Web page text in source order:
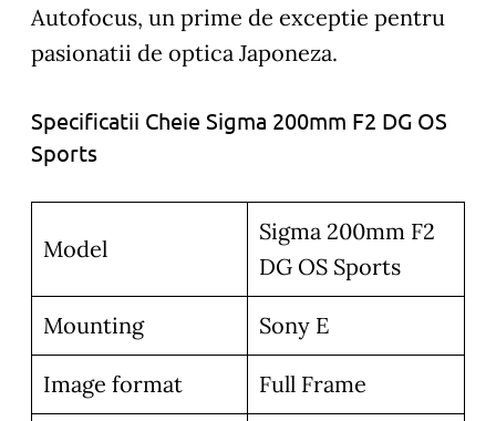
Autofocus, un prime de exceptie pentru
pasionatii de optica Japoneza.
Specificatii Cheie Sigma 200mm F2 DG OS
Sports
Model
Sigma 200mm F2
DG OS Sports
Mounting Sony E
Image format Full Frame